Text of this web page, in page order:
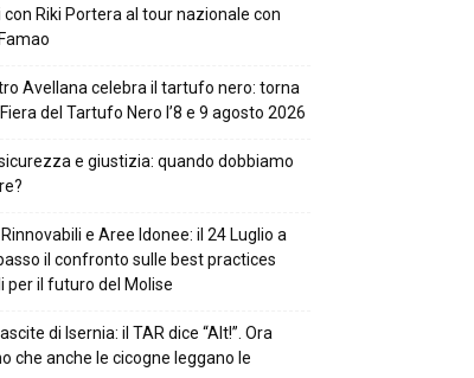
Riki Portera al tour nazionale con
Avellana celebra il tartufo nero: torna
Fiera del Tartufo Nero l’8 e 9 agosto 2026
e giustizia: quando dobbiamo
e Aree Idonee: il 24 Luglio a
il confronto sulle best practices
per il futuro del Molise
di Isernia: il TAR dice “Alt!”. Ora
che anche le cicogne leggano le